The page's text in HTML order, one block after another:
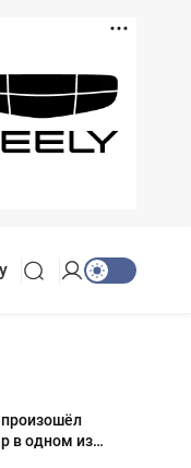
в одном из